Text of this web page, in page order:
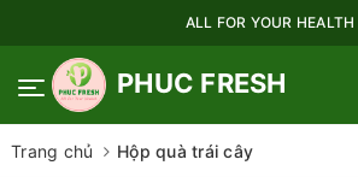
ALL FOR YOUR HEALTH
PHUC FRESH
Trang chủ Hộp quà trái cây